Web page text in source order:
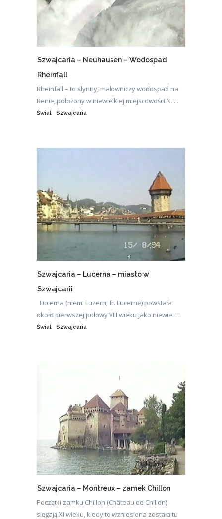
Szwajcaria – Neuhausen – Wodospad
Rheinfall
Rheinfall – to słynny, malowniczy wodospad na
Renie, położony w niewielkiej miejscowości N. . .
Świat Szwajcaria
Szwajcaria – Lucerna – miasto w
Szwajcarii
Lucerna (niem. Luzern, fr. Lucerne) powstała
około pierwszej połowy VIII wieku jako niewie. . .
Świat Szwajcaria
Szwajcaria – Montreux – zamek Chillon
Początki zamku Chillon (Château de Chillon)
sięgają XI wieku, kiedy to wzniesiona została tu